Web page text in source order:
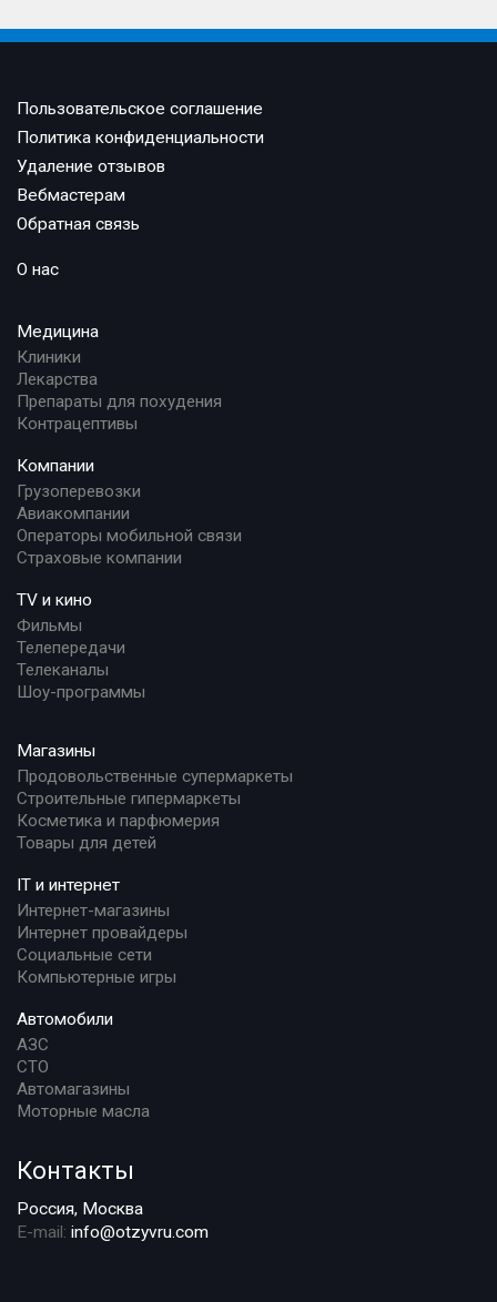
Пользовательское соглашение
Политика конфиденциальности
Удаление отзывов
Вебмастерам
Обратная связь
О нас
Медицина
Клиники
Лекарства
Препараты для похудения
Контрацептивы
Компании
Грузоперевозки
Авиакомпании
Операторы мобильной связи
Страховые компании
TV и кино
Фильмы
Телепередачи
Телеканалы
Шоу-программы
Магазины
Продовольственные супермаркеты
Строительные гипермаркеты
Косметика и парфюмерия
Товары для детей
IT и интернет
Интернет-магазины
Интернет провайдеры
Социальные сети
Компьютерные игры
Автомобили
АЗС
СТО
Автомагазины
Моторные масла
Контакты
Россия, Москва
E-mail: info@otzyvru.com